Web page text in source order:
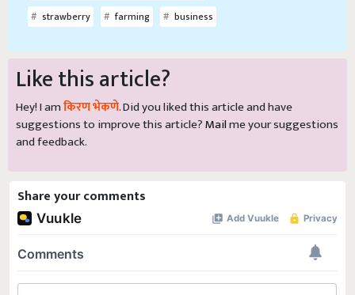
strawberry
farming business
Like this article?
Hey! I amकिरण भेकणे. Did you liked this article and have
suggestions to improve this article?Mailme your suggestions
and feedback.
Share your comments